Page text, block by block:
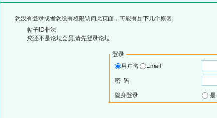
您没有登录或者您没有权限访问此页面，可能有如下几个原因:
帖子ID非法
您还不是论坛会员,请先登录论坛
登录
用户名
Email
密 码
隐身登录